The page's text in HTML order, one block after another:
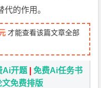
的作用。
才能查看该篇文章全部
Ai开题 |免费Ai任务书
文免费排版